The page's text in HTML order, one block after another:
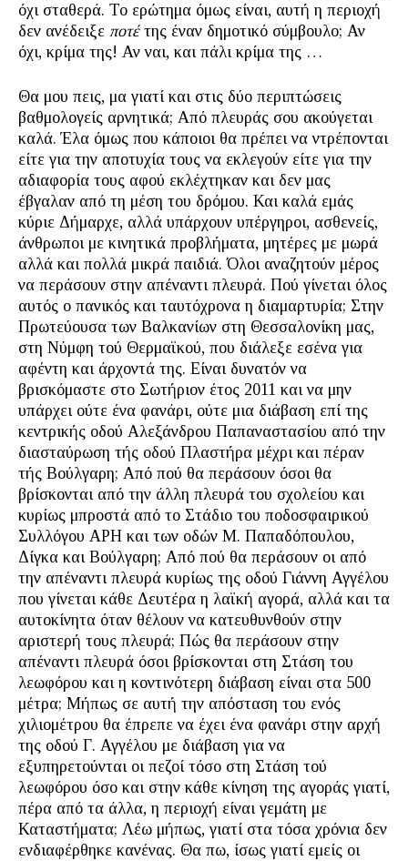
όχι σταθερά. Το ερώτημα όμως είναι, αυτή η περιοχή
δεν ανέδειξε ποτέτης έναν δημοτικό σύμβουλο; Αν
όχι, κρίμα της! Αν ναι, και πάλι κρίμα της …
Θα μου πεις, μα γιατί και στις δύο περιπτώσεις
βαθμολογείς αρνητικά; Από πλευράς σου ακούγεται
καλά. Έλα όμως που κάποιοι θα πρέπει να ντρέπονται
είτε για την αποτυχία τους να εκλεγούν είτε για την
αδιαφορία τους αφού εκλέχτηκαν και δεν μας
έβγαλαν από τη μέση του δρόμου. Και καλά εμάς
κύριε Δήμαρχε, αλλά υπάρχουν υπέργηροι, ασθενείς,
άνθρωποι με κινητικά προβλήματα, μητέρες με μωρά
αλλά και πολλά μικρά παιδιά. Όλοι αναζητούν μέρος
να περάσουν στην απέναντι πλευρά. Πού γίνεται όλος
αυτός ο πανικός και ταυτόχρονα η διαμαρτυρία; Στην
Πρωτεύουσα των Βαλκανίων στη Θεσσαλονίκη μας,
στη Νύμφη τού Θερμαϊκού, που διάλεξε εσένα για
αφέντη και άρχοντά της. Είναι δυνατόν να
βρισκόμαστε στο Σωτήριον έτος 2011 και να μην
υπάρχει ούτε ένα φανάρι, ούτε μια διάβαση επί της
κεντρικής οδού Αλεξάνδρου Παπαναστασίου από την
διασταύρωση τής οδού Πλαστήρα μέχρι και πέραν
τής Βούλγαρη; Από πού θα περάσουν όσοι θα
βρίσκονται από την άλλη πλευρά του σχολείου και
κυρίως μπροστά από το Στάδιο του ποδοσφαιρικού
Συλλόγου ΑΡΗ και των οδών Μ. Παπαδόπουλου,
Δίγκα και Βούλγαρη; Από πού θα περάσουν οι από
την απέναντι πλευρά κυρίως της οδού Γιάννη Αγγέλου
που γίνεται κάθε Δευτέρα η λαϊκή αγορά, αλλά και τα
αυτοκίνητα όταν θέλουν να κατευθυνθούν στην
αριστερή τους πλευρά; Πώς θα περάσουν στην
απέναντι πλευρά όσοι βρίσκονται στη Στάση του
λεωφόρου και η κοντινότερη διάβαση είναι στα 500
μέτρα; Μήπως σε αυτή την απόσταση του ενός
χιλιομέτρου θα έπρεπε να έχει ένα φανάρι στην αρχή
της οδού Γ. Αγγέλου με διάβαση για να
εξυπηρετούνται οι πεζοί τόσο στη Στάση τού
λεωφόρου όσο και στην κάθε κίνηση της αγοράς γιατί,
πέρα από τα άλλα, η περιοχή είναι γεμάτη με
Καταστήματα; Λέω μήπως, γιατί στα τόσα χρόνια δεν
ενδιαφέρθηκε κανένας. Θα πω, ίσως γιατί εμείς οι